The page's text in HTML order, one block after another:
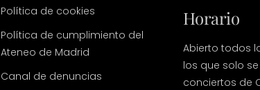
Política de cookies
Política de cumplimiento del
Ateneo de Madrid
Canal de denuncias
Horario
Abierto todos
los que solo
conciertos de